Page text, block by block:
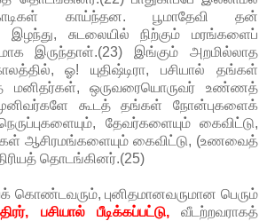
காய்ந்தன. பூமாதேவி தன்
சுடலையில் நிற்கும் மரங்களைப்
இருந்தாள்.(23) இங்கும் அறமில்லாத
ஓ! யுதிஷ்டிரா, பசியால் தங்கள்
மனிதர்கள், ஒருவரையொருவர் உண்ணத்
கூடத் தங்கள் நோன்புகளைக்
தேவர்களையும் கைவிட்டு,
ஆசிரமங்களையும் கைவிட்டு, (உணவைத்
தொடங்கினர்.(25)
கொண்டவரும், புனிதமானவருமான பெரும்
பசியால் பீடிக்கப்பட்டு,வீடற்றவராகத்